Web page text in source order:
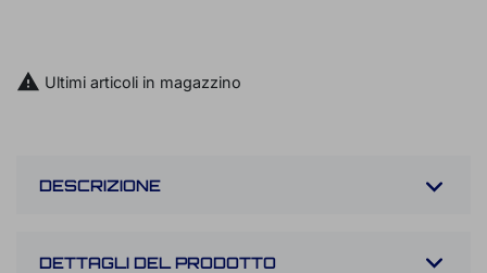
 Ultimi articoli in magazzino
DESCRIZIONE
DETTAGLI DEL PRODOTTO